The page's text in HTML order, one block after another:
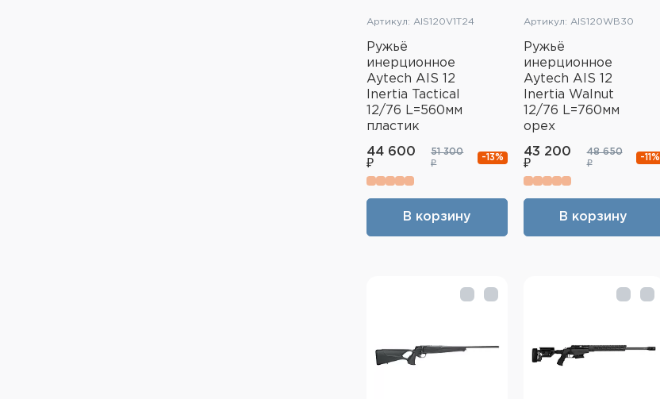
Артикул: AIS120V1T24
Ружьё
инерционное
Aytech AIS 12
Inertia Tactical
12/76 L=560мм
пластик
44 600
₽
51 300
₽
-13%
В корзину
Артикул: AIS120WB30
Ружьё
инерционное
Aytech AIS 12
Inertia Walnut
12/76 L=760мм
орех
43 200
₽
48 650
₽
-11%
В корзину